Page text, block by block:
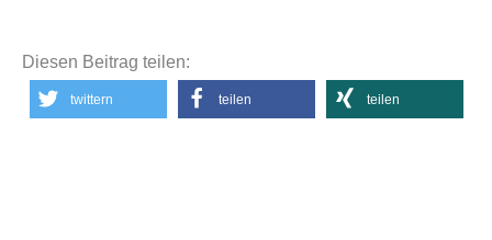
Diesen Beitrag teilen:
twittern teilen teilen